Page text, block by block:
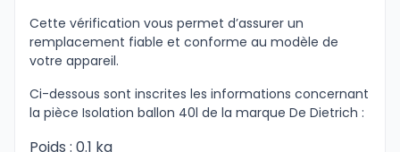
Cette vérification vous permet d’assurer un
remplacement fiable et conforme au modèle de
votre appareil.
Ci-dessous sont inscrites les informations concernant
la pièce Isolation ballon 40l de la marque De Dietrich :
Poids : 0.1 kg